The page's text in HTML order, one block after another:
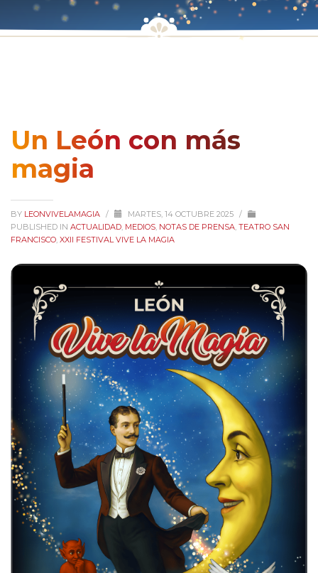
Un León con más
magia
BY LEONVIVELAMAGIA / MARTES, 14 OCTUBRE 2025 /
PUBLISHED IN ACTUALIDAD, MEDIOS, NOTAS DE PRENSA, TEATRO SAN
FRANCISCO, XXII FESTIVAL VIVE LA MAGIA